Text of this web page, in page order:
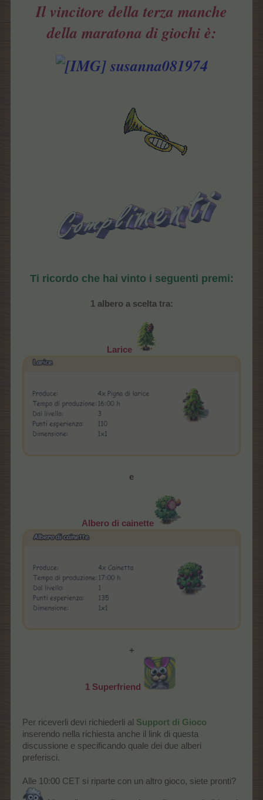
Il vincitore della terza manche
della maratona di giochi è:
susanna081974
Ti ricordo che hai vinto i seguenti premi:
1 albero a scelta tra:
Larice
e
Albero di cainette
+
1 Superfriend
Per riceverli devi richiederli al Support di Gioco
inserendo nella richiesta anche il link di questa
discussione e specificando quale dei due alberi
preferisci.
Alle 10:00 CET si riparte con un altro gioco, siete pronti?